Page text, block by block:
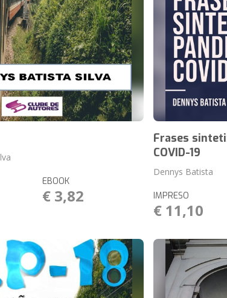
EBOOK
€ 3,82
Frases
COVID-19
Dennys Batista
IMPRESO
€ 11,10